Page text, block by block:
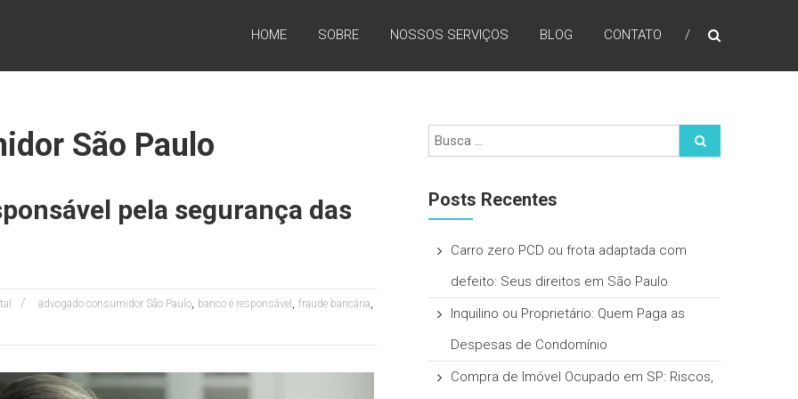
HOME SOBRE NOSSOS SERVIÇOS BLOG CONTATO
São Paulo
pela segurança das
advogado consumidor São Paulo, banco é responsável , fraude bancária,
Posts Recentes
Carro zero PCD ou frota adaptada com
defeito: Seus direitos em São Paulo
Inquilino ou Proprietário: Quem Paga as
Despesas de Condomínio
Compra de Imóvel Ocupado em SP: Riscos,